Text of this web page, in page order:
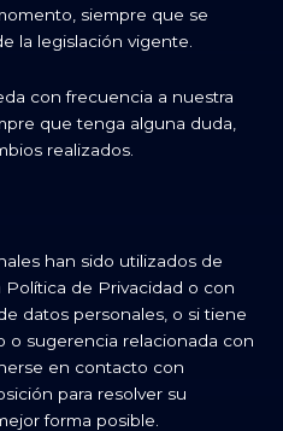
siempre que se
la legislación vigente.
con frecuencia a nuestra
que tenga alguna duda,
realizados.
han sido utilizados de
de Privacidad o con
datos personales, o si tiene
o sugerencia relacionada con
en contacto con
para resolver su
forma posible.